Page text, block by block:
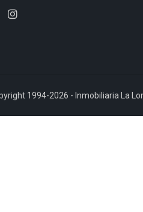
1994-2026 - Inmobiliaria La